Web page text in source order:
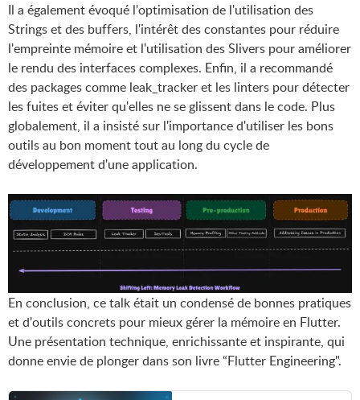
Il a également évoqué l'optimisation de l'utilisation des
Strings et des buffers, l'intérêt des constantes pour réduire
l'empreinte mémoire et l'utilisation des Slivers pour améliorer
le rendu des interfaces complexes. Enfin, il a recommandé
des packages comme leak_tracker et les linters pour détecter
les fuites et éviter qu'elles ne se glissent dans le code. Plus
globalement, il a insisté sur l'importance d'utiliser les bons
outils au bon moment tout au long du cycle de
développement d'une application.
En conclusion, ce talk était un condensé de bonnes pratiques
et d'outils concrets pour mieux gérer la mémoire en Flutter.
Une présentation technique, enrichissante et inspirante, qui
donne envie de plonger dans son livre “Flutter Engineering".